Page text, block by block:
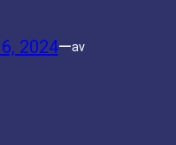
2024—av